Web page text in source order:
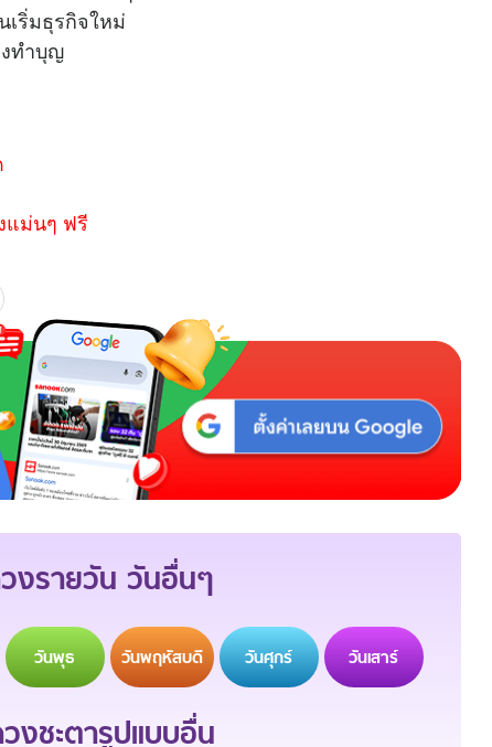
นเริ่มธุรกิจใหม่
ทำบุญ
แม่นๆ ฟรี
งรายวัน วันอื่นๆ
วันพุธ วันพฤหัสบดี วันศุกร์ วันเสาร์
งชะตารูปแบบอื่น